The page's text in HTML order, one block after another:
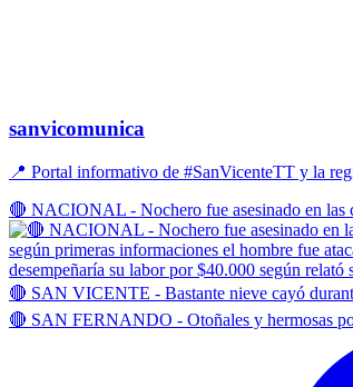
sanvicomunica
📍 Portal informativo de #SanVicenteTT y la
🔴 NACIONAL - Nochero fue asesinado en las
🔴 SAN VICENTE - Bastante nieve cayó
🔴 SAN FERNANDO - Otoñales y hermosas